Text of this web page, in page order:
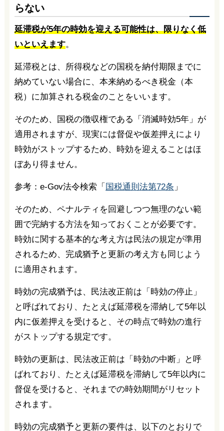
らない
延滞税が5年の時効を迎える可能性は、限りなく低
いといえます。
延滞税とは、所得税などの国税を納付期限までに
納めていない場合に、本来納めるべき税金（本
税）に加算される税金のことをいいます。
そのため、国税の徴収権である「消滅時効5年」が
適用されますが、現実には督促や仮差押えにより
時効がストップするため、時効を迎えることはほ
ぼあり得ません。
参考：e-Gov法令検索「 国税通則法第72条 」
そのため、ペナルティを回避しつつ無理のない範
囲で完納する方法を知っておくことが必要です。
時効に関する基本的な考え方は民法の規定が準用
されるため、完成猶予と更新の考え方も同じよう
に適用されます。
時効の完成猶予は、民法改正前は「時効の停止」
と呼ばれており、たとえば延滞税を滞納して5年以
内に仮差押えを受けると、その時点で時効の進行
がストップする規定です。
時効の更新は、民法改正前は「時効の中断」と呼
ばれており、たとえば延滞税を滞納して5年以内に
督促を受けると、それまでの時効期間がリセット
されます。
時効の完成猶予と更新の要件は、以下のとおりで